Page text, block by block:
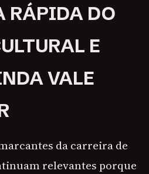
RÁPIDA DO
E
VALE
da carreira de
relevantes porque